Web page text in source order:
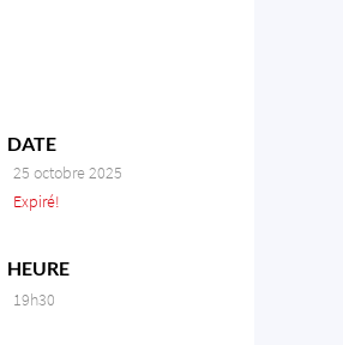
DATE
25 octobre 2025
Expiré!
HEURE
19h30